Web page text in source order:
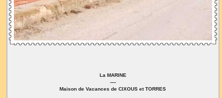
La MARINE
----
Maison de Vacances de CIXOUS et TORRES